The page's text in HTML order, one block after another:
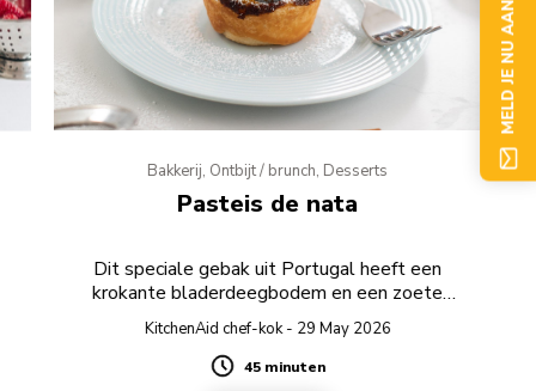
Bakkerij, Ontbijt / brunch, Desserts
Pasteis de nata
Dit speciale gebak uit Portugal heeft een
krokante bladerdeegbodem en een zoete
sausvulling.
KitchenAid chef-kok - 29 May 2026
Duration
45 minuten
MELD JE NU AAN